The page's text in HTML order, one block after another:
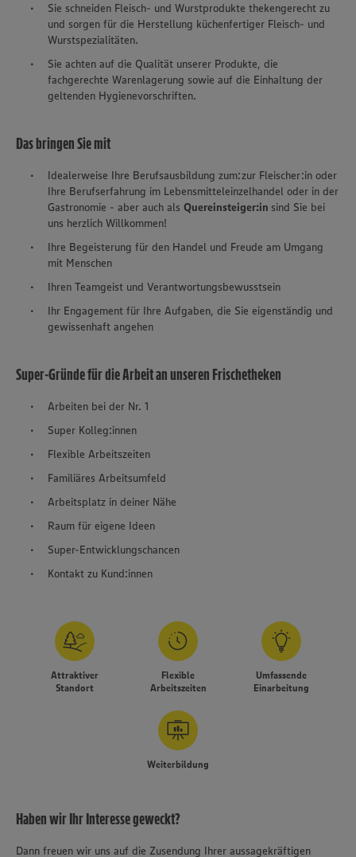
Sie schneiden Fleisch- und Wurstprodukte thekengerecht zu
und sorgen für die Herstellung küchenfertiger Fleisch- und
Wurstspezialitäten.
Sie achten auf die Qualität unserer Produkte, die
fachgerechte Warenlagerung sowie auf die Einhaltung der
geltenden Hygienevorschriften.
Das bringen Sie mit
Idealerweise Ihre Berufsausbildung zum:zur Fleischer:in oder
Ihre Berufserfahrung im Lebensmitteleinzelhandel oder in der
Gastronomie - aber auch als Quereinsteiger:in sind Sie bei
uns herzlich Willkommen!
Ihre Begeisterung für den Handel und Freude am Umgang
mit Menschen
Ihren Teamgeist und Verantwortungsbewusstsein
Ihr Engagement für Ihre Aufgaben, die Sie eigenständig und
gewissenhaft angehen
Super-Gründe für die Arbeit an unseren Frischetheken
Arbeiten bei der Nr. 1
Super Kolleg:innen
Flexible Arbeitszeiten
Familiäres Arbeitsumfeld
Arbeitsplatz in deiner Nähe
Raum für eigene Ideen
Super-Entwicklungschancen
Kontakt zu Kund:innen
Attraktiver
Standort
Flexible
Arbeitszeiten
Umfassende
Einarbeitung
Weiterbildung
Haben wir Ihr Interesse geweckt?
Dann freuen wir uns auf die Zusendung Ihrer aussagekräftigen